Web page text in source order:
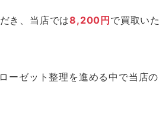
き、当店では8,200円 で買取いた
ーゼット整理を進める中で当店の